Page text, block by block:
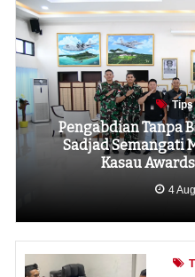
Pengabdian Tanpa
Sadjad Semangati
Kasau
4